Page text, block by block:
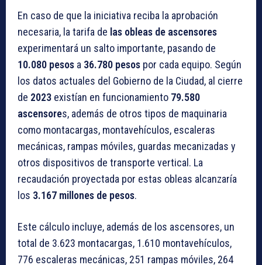
En caso de que la iniciativa reciba la aprobación
necesaria, la tarifa de las obleas de ascensores
experimentará un salto importante, pasando de
10.080 pesos a 36.780 pesos por cada equipo. Según
los datos actuales del Gobierno de la Ciudad, al cierre
de 2023 existían en funcionamiento 79.580
ascensores, además de otros tipos de maquinaria
como montacargas, montavehículos, escaleras
mecánicas, rampas móviles, guardas mecanizadas y
otros dispositivos de transporte vertical. La
recaudación proyectada por estas obleas alcanzaría
los 3.167 millones de pesos.
Este cálculo incluye, además de los ascensores, un
total de 3.623 montacargas, 1.610 montavehículos,
776 escaleras mecánicas, 251 rampas móviles, 264